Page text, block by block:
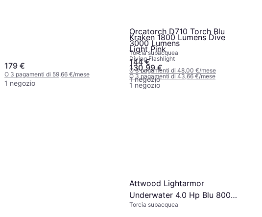
Kraken 1800 Lumens Dive
Light Pink
Diving Flashlight
130,99 €
O 3 pagamenti di 43,66 €/mese
1 negozio
179 €
O 3 pagamenti di 59,66 €/mese
1 negozio
Orcatorch D710 Torch Blu
3000 Lumens
Torcia subacquea
144 €
O 3 pagamenti di 48,00 €/mese
1 negozio
Attwood Lightarmor
Underwater 4.0 Hp Blu 800
Lumens
Torcia subacquea